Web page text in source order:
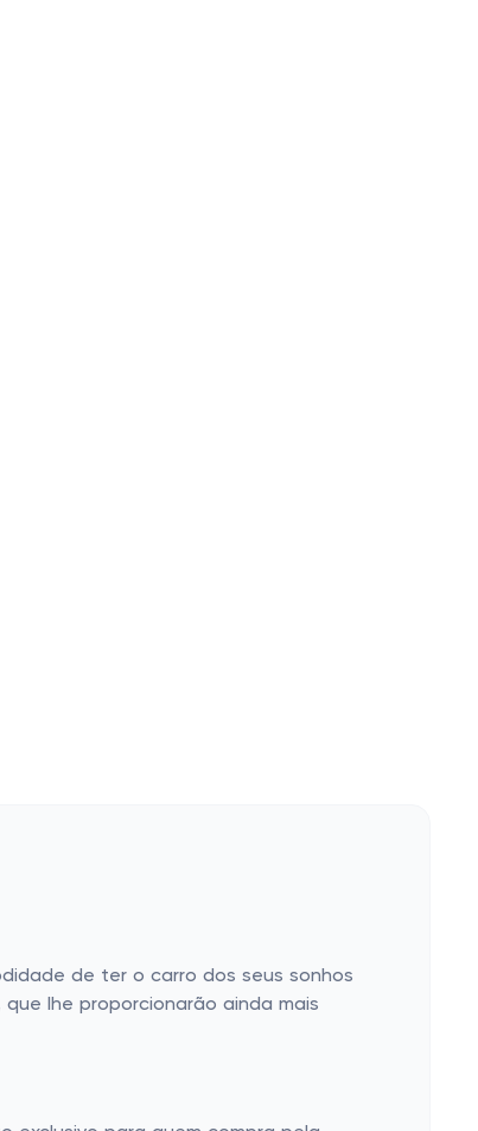
de ter o carro dos seus sonhos
lhe proporcionarão ainda mais